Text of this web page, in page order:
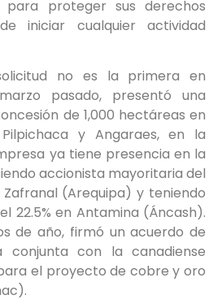
para proteger sus derechos
iniciar cualquier actividad
no es la primera en
pasado, presentó una
de 1,000 hectáreas en
y Angaraes, en la
ya tiene presencia en la
accionista mayoritaria del
(Arequipa) y teniendo
22.5% en Antamina (Áncash).
de año, firmó un acuerdo de
conjunta con la canadiense
el proyecto de cobre y oro